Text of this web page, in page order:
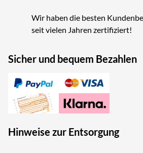
Wir haben die besten
seit vielen Jahren zertifiziert!
Sicher und bequem Bezahlen
Hinweise zur Entsorgung